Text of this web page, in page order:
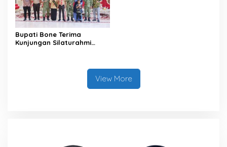
Bupati Bone Terima
Kunjungan Silaturahmi
View More